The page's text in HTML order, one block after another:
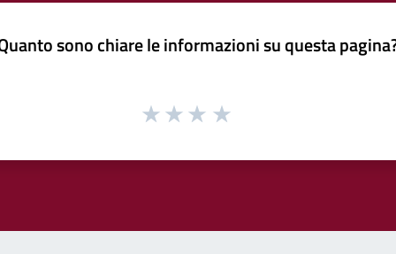
sono chiare le informazioni su questa